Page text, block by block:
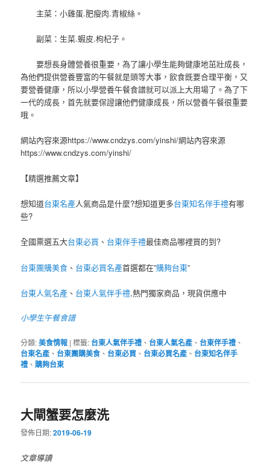
主菜：小雞蛋.肥瘦肉.青椒絲。
副菜：生菜.蝦皮.枸杞子。
要想長身體營養很重要，為了讓小學生能夠健康地茁壯成長，
為他們提供營養豐富的午餐就是頭等大事，飲食既要合理平衡，又
要營養健康，所以小學營養午餐食譜就可以派上大用場了。為了下
一代的成長，首先就要保證讓他們健康成長，所以營養午餐很重要
哦。
網站內容來源https://www.cndzys.com/yinshi/網站內容來源
https://www.cndzys.com/yinshi/
【精選推薦文章】
想知道台東名產人氣商品是什麼?想知道更多台東知名伴手禮有哪
些?
全國票選五大台東必買 、 台東伴手禮最佳商品哪裡買的到?
台東團購美食 、 台東必買名產首選都在”購夠台東”
台東人氣名產 、 台東人氣伴手禮,熱門獨家商品，現貨供應中
小學生午餐食譜
分類:美食情報 |標籤: 台東人氣伴手禮 、 台東人氣名產 、 台東伴手禮 、
台東名產 、 台東團購美食 、 台東必買 、 台東必買名產 、 台東知名伴手
禮 、 購夠台東
大閘蟹要怎麼洗
發佈日期:2019-06-19
文章導讀